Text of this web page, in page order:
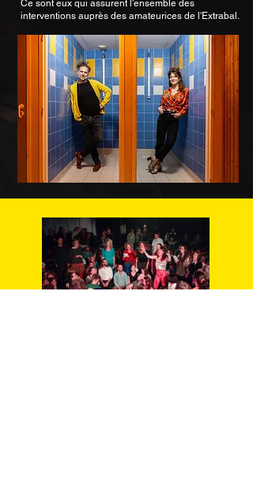
Ce sont eux qui assurent l'ensemble des
interventions auprès des amateurices de l'Extrabal.